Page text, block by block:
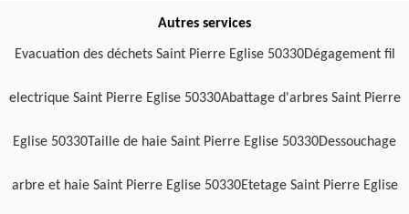
Autres services
Evacuation des déchets Saint Pierre Eglise 50330Dégagement fil
electrique Saint Pierre Eglise 50330Abattage d'arbres Saint Pierre
Eglise 50330Taille de haie Saint Pierre Eglise 50330Dessouchage
arbre et haie Saint Pierre Eglise 50330Etetage Saint Pierre Eglise